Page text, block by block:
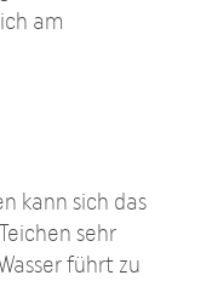
am
kann sich das
sehr
führt zu